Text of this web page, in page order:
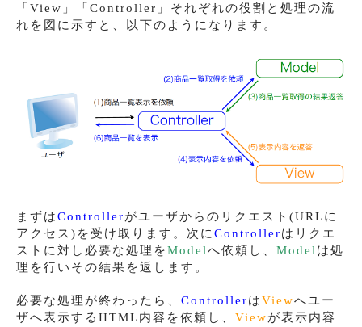
「View」「Controller」それぞれの役割と処理の流
れを図に示すと、以下のようになります。
まずはControllerがユーザからのリクエスト(URLに
アクセス)を受け取ります。次にControllerはリクエ
ストに対し必要な処理をModelへ依頼し、 Modelは処
理を行いその結果を返します。
必要な処理が終わったら、 ControllerはViewへユー
ザへ表示するHTML内容を依頼し、 Viewが表示内容